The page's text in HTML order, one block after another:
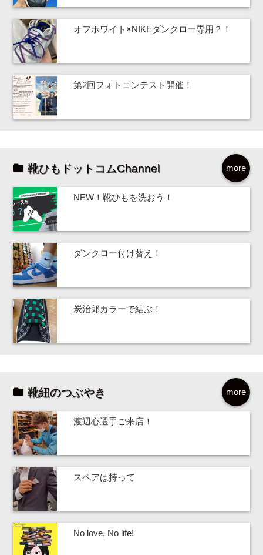
オフホワイト×NIKEダンクロー専用？！
第2回フォトコンテスト開催！
more
靴ひもドットコムChannel
NEW！靴ひもを洗おう！
ダンクロー付け替え！
炭治郎カラーで結ぶ！
more
靴紐のつぶやき
渡辺心選手ご来店！
スペアは持って
No love, No life!